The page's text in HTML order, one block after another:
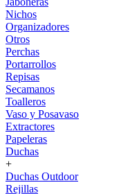
Nichos
Organizadores
Otros
Perchas
Portarrollos
Repisas
Secamanos
Toalleros
Vaso y Posavaso
Extractores
Papeleras
Duchas
+
Duchas Outdoor
Rejillas